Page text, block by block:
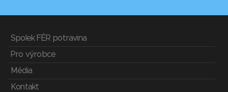
Spolek FÉR potravina
Pro výrobce
Média
Kontakt